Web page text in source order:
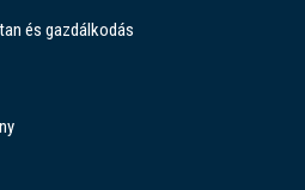
és gazdálkodás